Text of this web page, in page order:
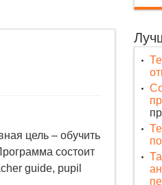
цель – обучить
состоит
guide, pupil